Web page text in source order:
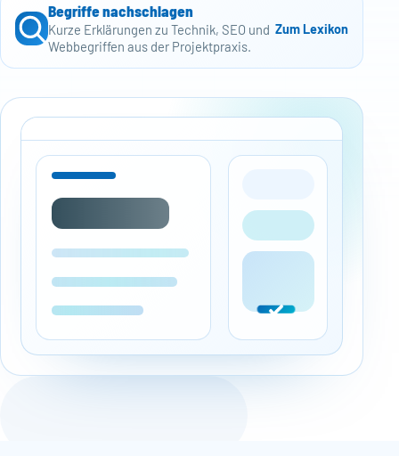
Begriffe nachschlagen
Kurze Erklärungen zu Technik, SEO und
Webbegriffen aus der Projektpraxis.
Zum Lexikon